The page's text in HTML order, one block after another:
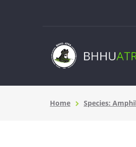
Home Species: